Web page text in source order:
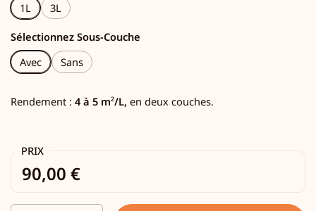
1L
3L
Sélectionnez Sous-Couche
Avec
Sans
Rendement : 4 à 5 m²/L, en deux couches.
PRIX
90,00 €